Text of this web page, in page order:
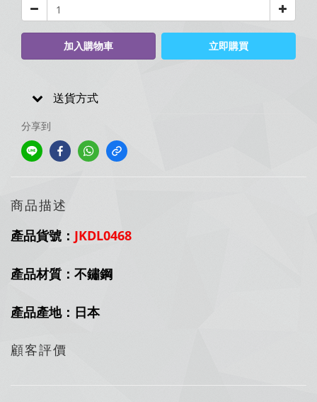
加入購物車 立即購買
送貨方式
分享到
商品描述
產品貨號： JKDL0468
產品材質：不鏽鋼
產品產地：日本
顧客評價